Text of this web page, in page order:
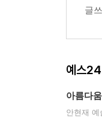
글
예스
아름다
안현재 예